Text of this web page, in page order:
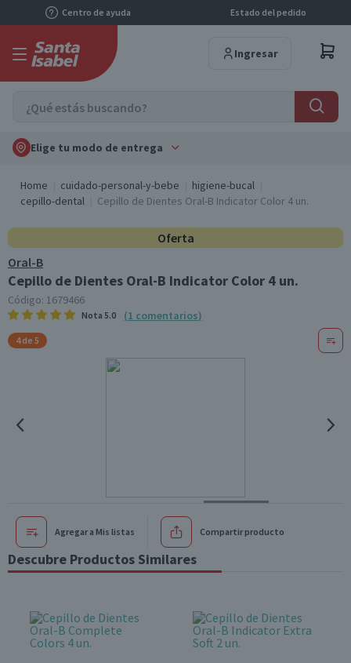
Centro de ayuda Estado del pedido
Ingresar
Elige tu modo de entrega
Home cuidado-personal-y-bebe
higiene-bucal
cepillo-dental
Cepillo de Dientes Oral-B Indicator Color 4 un.
Oferta
Oral-B
Cepillo de Dientes Oral-B Indicator Color 4 un.
Código: 1679466
Nota 5.0 (1 comentarios)
4 de 5
Agregar a Mis listas Compartir producto
Descubre Productos Similares